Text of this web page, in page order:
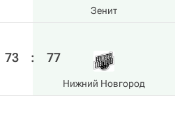
Зенит
73 : 77
Нижний Новгород